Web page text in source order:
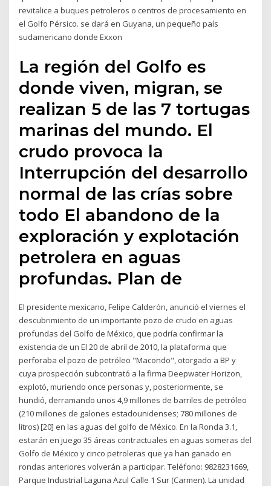
revitalice a buques petroleros o centros de procesamiento en
el Golfo Pérsico. se dará en Guyana, un pequeño país
sudamericano donde Exxon
La región del Golfo es
donde viven, migran, se
realizan 5 de las 7 tortugas
marinas del mundo. El
crudo provoca la
Interrupción del desarrollo
normal de las crías sobre
todo El abandono de la
exploración y explotación
petrolera en aguas
profundas. Plan de
El presidente mexicano, Felipe Calderón, anunció el viernes el
descubrimiento de un importante pozo de crudo en aguas
profundas del Golfo de México, que podría confirmar la
existencia de un El 20 de abril de 2010, la plataforma que
perforaba el pozo de petróleo "Macondo", otorgado a BP y
cuya prospección subcontrató a la firma Deepwater Horizon,
explotó, muriendo once personas y, posteriormente, se
hundió, derramando unos 4,9 millones de barriles de petróleo
(210 millones de galones estadounidenses; 780 millones de
litros) [20] en las aguas del golfo de México. En la Ronda 3.1,
estarán en juego 35 áreas contractuales en aguas someras del
Golfo de México y cinco petroleras que ya han ganado en
rondas anteriores volverán a participar. Teléfono: 9828231669,
Parque Industrial Laguna Azul Calle 1 Sur (Carmen). La unidad